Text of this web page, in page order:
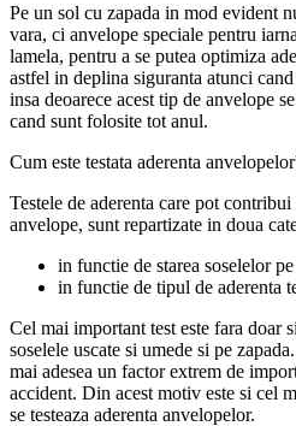
Pe un sol cu zapada in mod evident
vara, ci anvelope speciale pentru
lamela, pentru a se putea optimiza
astfel in deplina siguranta atunci
insa deoarece acest tip de anvelope
cand sunt folosite tot anul.
Cum este testata aderenta
Testele de aderenta care pot
anvelope, sunt repartizate in doua
in functie de starea soselelor
in functie de tipul de aderenta
Cel mai important test este fara doar
soselele uscate si umede si pe
mai adesea un factor extrem de
accident. Din acest motiv este si cel
se testeaza aderenta anvelopelor.